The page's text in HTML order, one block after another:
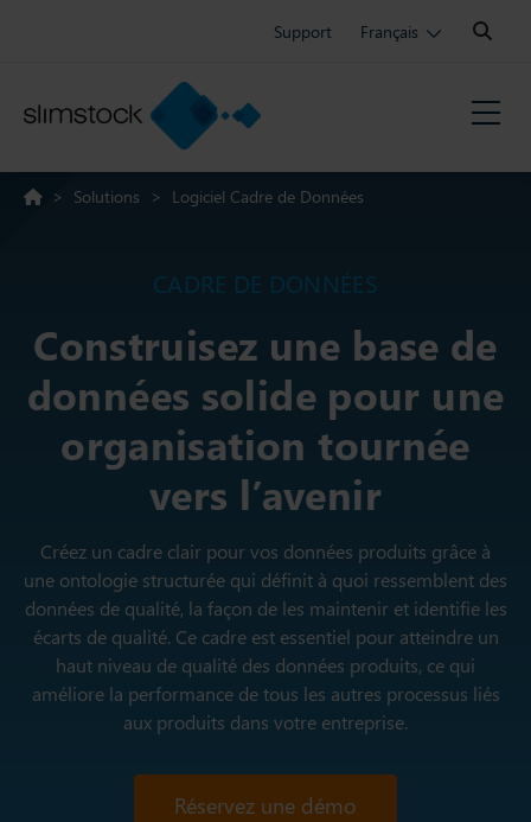
Support Français
Search:
> Solutions > Logiciel Cadre de Données
CADRE DE DONNÉES
Construisez une base de
données solide pour une
organisation tournée
vers l’avenir
Créez un cadre clair pour vos données produits grâce à
une ontologie structurée qui définit à quoi ressemblent des
données de qualité, la façon de les maintenir et identifie les
écarts de qualité. Ce cadre est essentiel pour atteindre un
haut niveau de qualité des données produits, ce qui
améliore la performance de tous les autres processus liés
aux produits dans votre entreprise.
Réservez une démo